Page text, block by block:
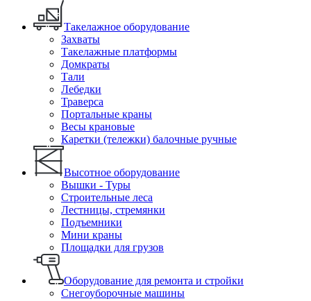
Такелажное оборудование
Захваты
Такелажные платформы
Домкраты
Тали
Лебедки
Траверса
Портальные краны
Весы крановые
Каретки (тележки) балочные ручные
Высотное оборудование
Вышки - Туры
Строительные леса
Лестницы, стремянки
Подъемники
Мини краны
Площадки для грузов
Оборудование для ремонта и стройки
Снегоуборочные машины